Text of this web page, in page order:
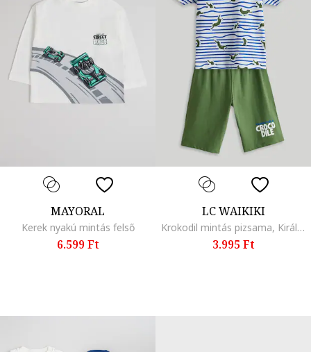
MAYORAL
Kerek nyakú mintás felső
6.599 Ft
LC WAIKIKI
Krokodil mintás pizsama, Királykék/Olívazöld/Fehér
3.995 Ft